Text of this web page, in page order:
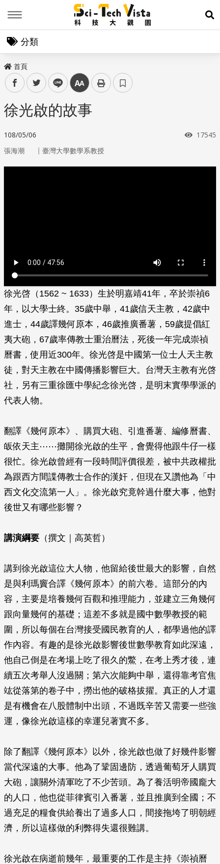
展
分類
首頁
facebooktwitter line 中
徐光啟的故事
108/05/06 瀏覽次
17545
張海潮 ｜ 臺灣大學數學系教授
徐光啓（1562 ~ 1633）生於明嘉靖41年，卒於崇禎6
年，以大學士終。35歲中舉，41歲信天主教，42歲中
進士，44歲譯幾何原本，46歲推廣番薯，59歲提倡紅
夷大砲，67歲率傳教士重治曆法，死後一年完成崇禎
曆書，使用近300年。徐光啓是中國第一位士人天主教
徒，對天主教在中國傳播影響巨大。台灣天主教有光啓
社，另有三重徐匯中學紀念徐光啓，是明末實學學派的
代表人物。
翻譯《幾何原本》、購買大砲、引進番薯、編修曆書、
皈依天主⋯⋯攤開徐光啟的生平，會覺得他跟牛仔一樣
很忙。徐光啟曾經有一段時間評價很差，被中共政權批
為跟西方間諜傳教士合作的漢奸，但現在又讚他為「中
西文化交流第一人」。徐光啟究竟幹過什麼大事，他對
後世又有哪些影響？
講演綱要 （撰文｜高英哲）
講到徐光啟這位大人物，他留給後世最大的影響，自然
是與利瑪竇合譯《幾何原本》的前六卷。這部分的內
容，主要是培養幾何百觀和推理能力，並建立三角幾何
跟向量幾何的基礎；這差不多就是國中數學教授的範
圍，所以每個在台灣接受國民教育的人，都學過他的譯
作內容。有趣的是徐光啟影響後世數學教育如此深遠，
他自己倒是在考場上吃了很久的鱉，在考上秀才後，連
續五次考舉人沒過關；第六次能夠中舉，還得靠考官焦
竑從落第的卷子中，撈出他的破格拔擢。真正的人才還
是有機會在八股體制中出頭，不過既辛苦又需要一些強
運，像徐光啟這樣的幸運兒著實不多。
除了翻譯《幾何原本》以外，徐光啟也做了好幾件影響
當代深遠的大事。他為了鞏固邊防，透過葡萄牙人購買
大砲，讓關外清軍吃了不少苦頭。為了養活明帝國龐大
的人口，他也從菲律賓引入番薯，並且推廣到全國；不
過充足的糧食供給養出了過多人口，間接拖垮了明朝經
濟，所以這樣做的利弊得失還很難講。
徐光啟在病逝前幾年，最重要的工作是主持《崇禎曆